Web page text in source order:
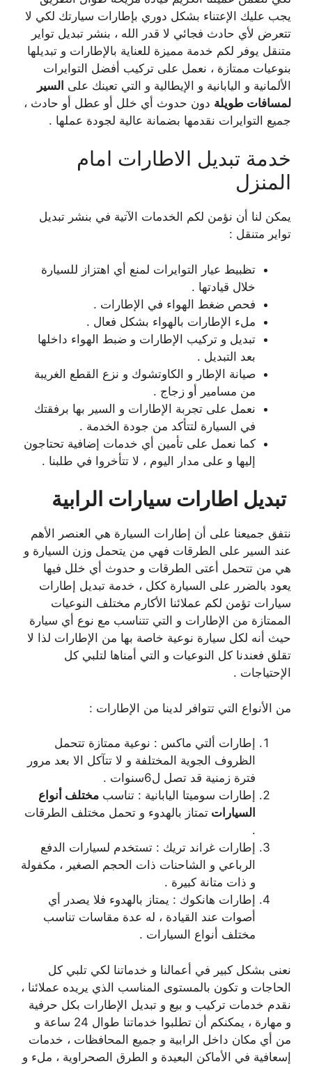
يجب عليك الإعتناء بشكل دوري بإطارات سيارتك لكي لا
تتعرض لأي حادث فجائي لا قدر الله ، بنشر تبديل تواير
متنقل يوفر لكم خدمة مميزة للعناية بالإطارات و تبديلها
بنوعيات ممتازة ، نعمل على تركيب أفضل التوايرات
الألمانية و اليابانية و الإيطالية و التي تعينك على السير
لمسافات طويلة دون حدوث أي خلل أو عطل أو حادث ،
جميع التوايرات نقدمها بضمانة عالية لجودة عملها .
خدمة تبديل الاطارات امام
المنزل
يمكن لنا أن نؤمن لكم الخدمات الآتية في بنشر تبديل
تواير متنقل :
تظبيط عيار التوايرات لمنع أي اهتزاز للسيارة
خلال قيادتها .
فحص ضغط الهواء في الإطارات .
ملء الإطارات بالهواء بشكل فعال .
تبديل و تركيب الإطارات و ضبط الهواء داخلها
بعد التبديل .
صيانة الإطار و الكاوتشوك و نزع القطع الغريبة
من مسامير أو زجاج .
نعمل على تجربة الإطارات و السير بها برفقتك
في السيارة لتتأكد من جودة الخدمة .
كما نعمل على تأمين أي خدمات إضافية تحتاجون
إليها و على مدار اليوم ، لا تتأخروا في طلبنا .
تبديل اطارات سيارات الرابية
نتفق جميعنا على أن إطارات السيارة هي العنصر الأهم
عند السير على الطرقات فهي من يتحمل وزن السيارة و
هي من تتحمل أعتى الطرقات و حدوث أي خلل فيها
يعود بالضرر على السيارة ككل ، خدمة تبديل إطارات
سيارات تؤمن لكم عملائنا الأكارم مختلف النوعيات
الممتازة من الإطارات و التي تتناسب مع نوع أي سيارة
حيث أنه لكل سيارة نوعية خاصة بها من الإطارات لذا لا
تقلق فعندنا كل النوعيات و التي أمناها لتلبي كل
الإحتياجات .
من الأنواع التي تتوافر لدينا من الإطارات :
إطارات ألتي ماكس : نوعية ممتازة تتحمل
الظروف الجوية المختلفة و لا تتآكل الا بعد مرور
فترة زمنية قد تصل ل6سنوات .
إطارات سوميتا اليابانية : تناسب مختلف أنواع
السيارات تمتاز بالهدوء و تحمل مختلف الطرقات
.
إطارات غراند تريك : تستخدم لسيارات الدفع
الرباعي و الشاحنات ذات الحجم الصغير ، مكفولة
و ذات متانة كبيرة .
إطارات هانكوك : يمتاز بالهدوء فلا يصدر أي
أصوات عند القيادة ، له عدة مقاسات تناسب
مختلف أنواع السيارات .
نعنى بشكل كبير في أعمالنا و خدماتنا لكي تلبي كل
الحاجات و تكون بالمستوى المناسب الذي يريده عملائنا ،
نقدم خدمات تركيب و بيع و تبديل الإطارات بكل حرفية
و مهارة ، يمكنكم أن تطلبوا خدماتنا طوال 24 ساعة و
من أي مكان داخل الرابية و جميع المحافظات ، خدمات
إسعافية في الأماكن البعيدة و الطرق الصحراوية ، ملء و